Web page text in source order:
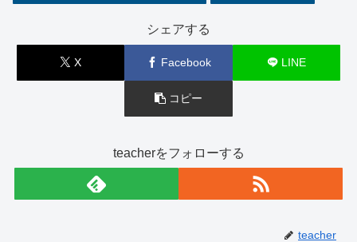
シェアする
X Facebook LINE
コピー
teacherをフォローする
teacher